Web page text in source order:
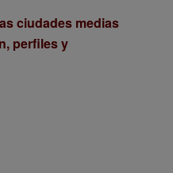
ciudades medias
perfiles y